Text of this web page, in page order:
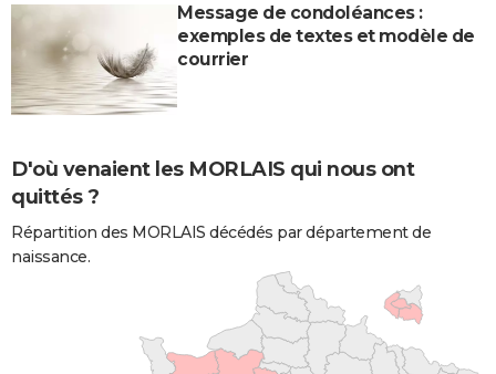
Message de condoléances :
exemples de textes et modèle de
courrier
D'où venaient les MORLAIS qui nous ont
quittés ?
Répartition des MORLAIS décédés par département de
naissance.